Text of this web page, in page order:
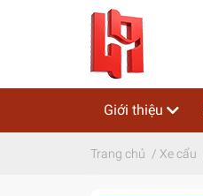
Giới thiệu
Trang chủ / Xe cẩu